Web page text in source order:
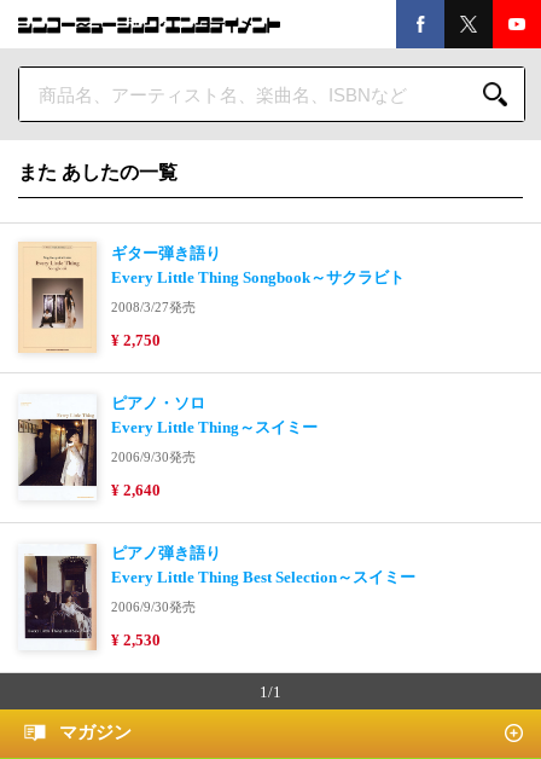
また あしたの一覧
ギター弾き語り
Every Little Thing Songbook～サクラビト
2008/3/27発売
¥ 2,750
ピアノ・ソロ
Every Little Thing～スイミー
2006/9/30発売
¥ 2,640
ピアノ弾き語り
Every Little Thing Best Selection～スイミー
2006/9/30発売
¥ 2,530
1/1
マガジン